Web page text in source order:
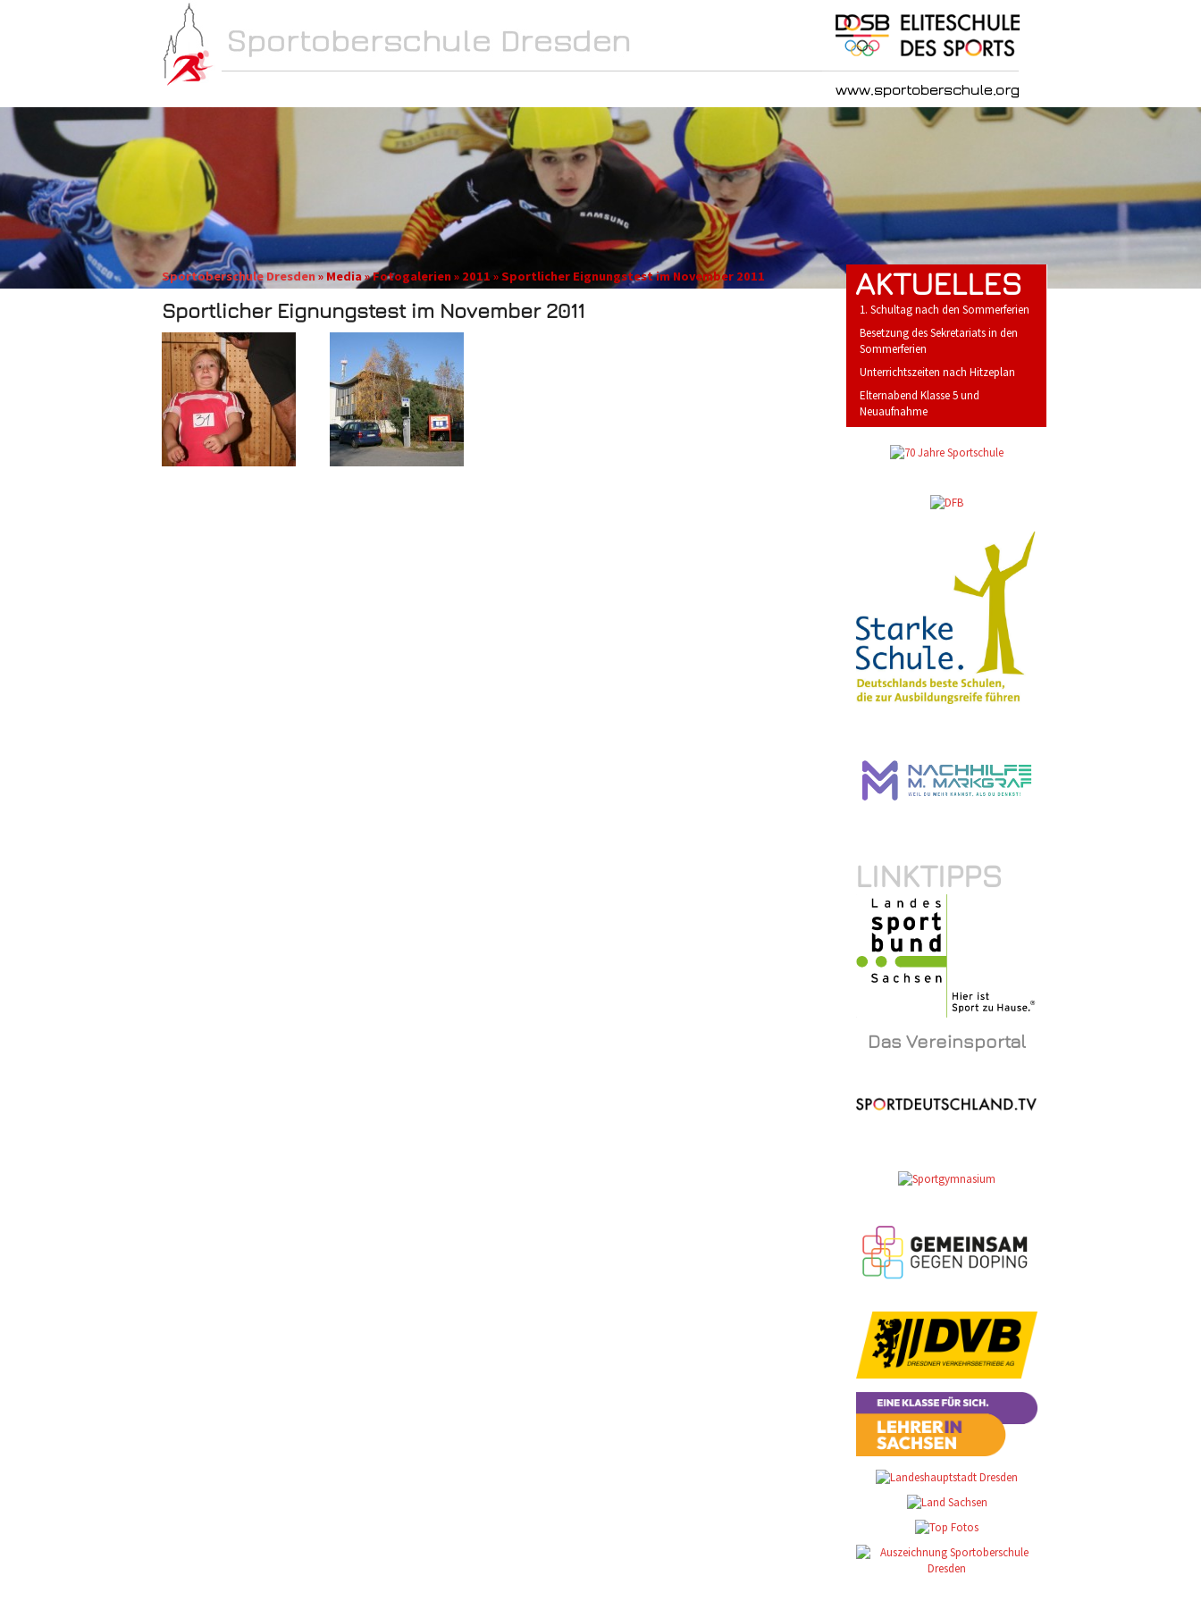
Sportoberschule Dresden» Media » Fotogalerien » 2011 » Sportlicher Eignungstest im November 2011
Sportlicher Eignungstest im November 2011
AKTUELLES
1. Schultag nach den Sommerferien
Besetzung des Sekretariats in den
Sommerferien
Unterrichtszeiten nach Hitzeplan
Elternabend Klasse 5 und
Neuaufnahme
LINKTIPPS
Das Vereinsportal